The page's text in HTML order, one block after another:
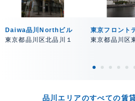
Daiwa品川Northビル
東京都品川区北品川１
東京フロント
東京都品川区
品川エリアのすべての賃